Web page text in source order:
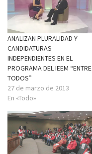
ANALIZAN PLURALIDAD Y
CANDIDATURAS
INDEPENDIENTES EN EL
PROGRAMA DEL IEEM “ENTRE
TODOS”
27 de marzo de 2013
En «Todo»